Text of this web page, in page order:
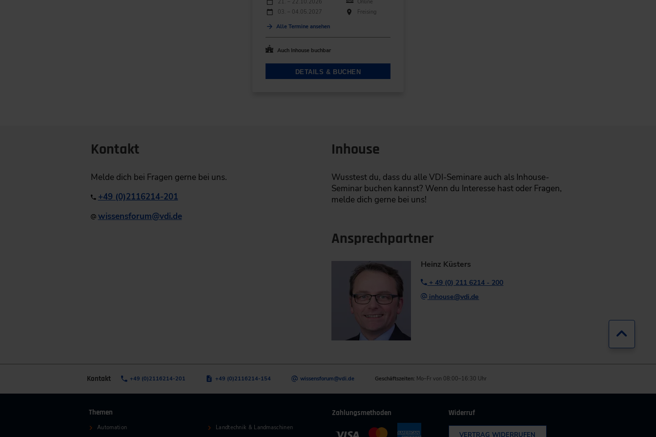
21. – 22.10.2026
Online
03. – 04.05.2027
Freising
Alle Termine ansehen
Auch Inhouse buchbar
DETAILS & BUCHEN
Kontakt
Melde dich bei Fragen gerne bei uns.
+49 (0)2116214-201
​wissensforum@vdi.de
Inhouse
Wusstest du, dass du alle VDI-Seminare auch als Inhouse-
Seminar buchen kannst? Wenn du Interesse hast oder Fragen,
melde dich gerne bei uns!
Ansprechpartner
Heinz Küsters
+ 49 (0) 211 6214 - 200
inhouse@vdi.de
Kontakt +49 (0)2116214-201 +49 (0)2116214-154 wissensforum@vdi.de Geschäftszeiten: Mo–Fr von 08:00–16:30 Uhr
Themen
Automation Landtechnik & Landmaschinen
Zahlungsmethoden Widerruf
VERTRAG WIDERRUFEN